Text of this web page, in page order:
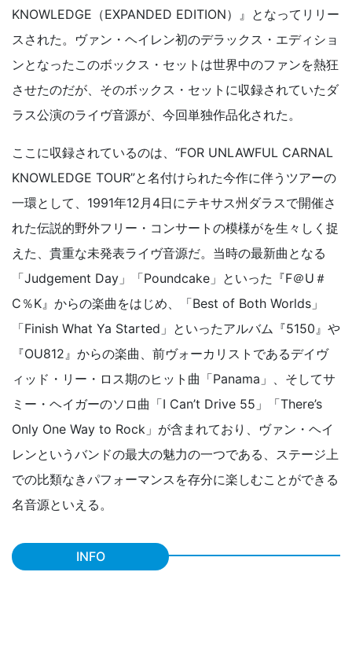
KNOWLEDGE（EXPANDED EDITION）』となってリリー
スされた。ヴァン・ヘイレン初のデラックス・エディショ
ンとなったこのボックス・セットは世界中のファンを熱狂
させたのだが、そのボックス・セットに収録されていたダ
ラス公演のライヴ音源が、今回単独作品化された。
ここに収録されているのは、“FOR UNLAWFUL CARNAL
KNOWLEDGE TOUR”と名付けられた今作に伴うツアーの
一環として、1991年12月4日にテキサス州ダラスで開催さ
れた伝説的野外フリー・コンサートの模様がを生々しく捉
えた、貴重な未発表ライヴ音源だ。当時の最新曲となる
「Judgement Day」「Poundcake」といった『F＠U＃
C％K』からの楽曲をはじめ、「Best of Both Worlds」
「Finish What Ya Started」といったアルバム『5150』や
『OU812』からの楽曲、前ヴォーカリストであるデイヴ
ィッド・リー・ロス期のヒット曲「Panama」、そしてサ
ミー・ヘイガーのソロ曲「I Can’t Drive 55」「There’s
Only One Way to Rock」が含まれており、ヴァン・ヘイ
レンというバンドの最大の魅力の一つである、ステージ上
での比類なきパフォーマンスを存分に楽しむことができる
名音源といえる。
INFO